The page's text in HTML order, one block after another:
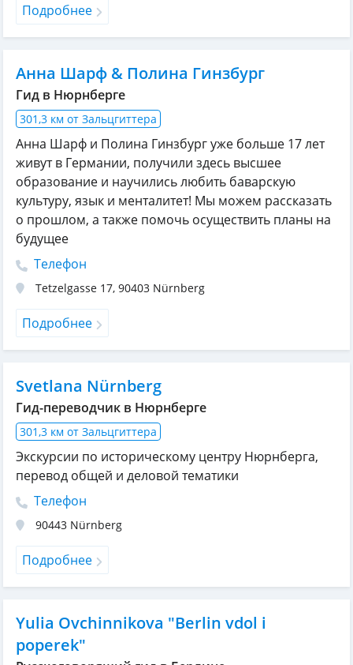
Подробнее
Анна Шарф & Полина Гинзбург
Гид в Нюрнберге
301,3 км от Зальцгиттера
Анна Шарф и Полина Гинзбург уже больше 17 лет
живут в Германии, получили здесь высшее
образование и научились любить баварскую
культуру, язык и менталитет! Мы можем рассказать
о прошлом, а также помочь осуществить планы на
будущее
Телефон
Tetzelgasse 17, 90403 Nürnberg
Подробнее
Svetlana Nürnberg
Гид-переводчик в Нюрнберге
301,3 км от Зальцгиттера
Экскурсии по историческому центру Нюрнберга,
перевод общей и деловой тематики
Телефон
90443 Nürnberg
Подробнее
Yulia Ovchinnikova "Berlin vdol i
poperek"